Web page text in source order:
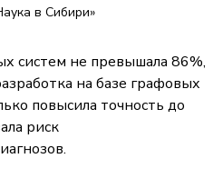
в Сибири»
систем не превышала 86%,
на базе графовых
повысила точность до
риск